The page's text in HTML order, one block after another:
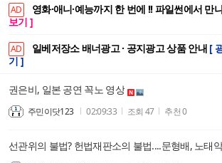
AD 영화·애니·예능까지 한 번에 !! 파일썬에서 만
보기 ]
AD 일베저장소 배너광고 · 공지광고 상품 안내 [
기 ]
권은비, 일본 공연 꼭노 영상
주민이닷123 02:09:33 조회 47 추천0